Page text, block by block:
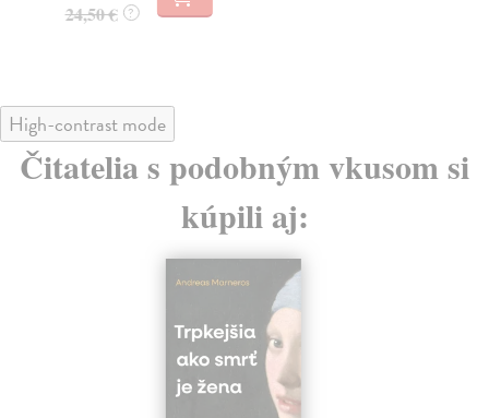
24,50 € ?
High-contrast mode
Čitatelia s podobným vkusom si
kúpili aj: